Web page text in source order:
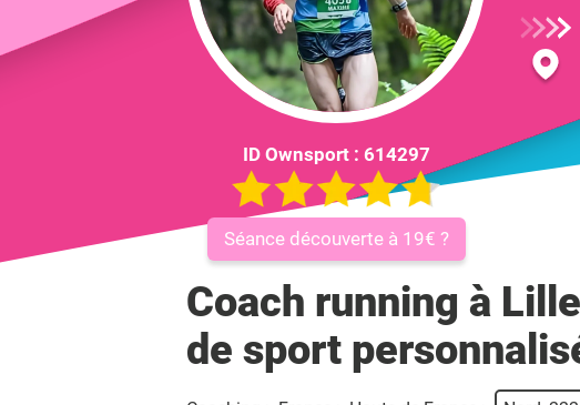
ID Ownsport : 614297
Séance découverte à 19€ ?
Coach running à
de sport